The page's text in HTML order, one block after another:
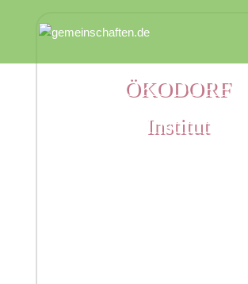
ÖKODORF
Institut